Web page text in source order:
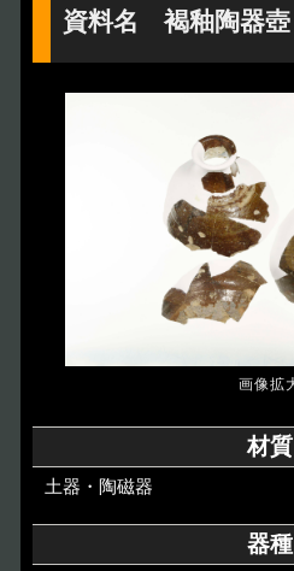
博物館のご案内
遺跡のご紹介
アクセス
資料名 褐釉陶器壺
材質
土器・陶磁器
器種